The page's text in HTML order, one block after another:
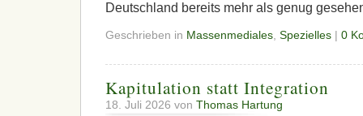
Deutschland bereits mehr als genug
Geschrieben in Massenmediales, Spezielles | 0
Kapitulation statt Integration
18. Juli 2026 von Thomas Hartung